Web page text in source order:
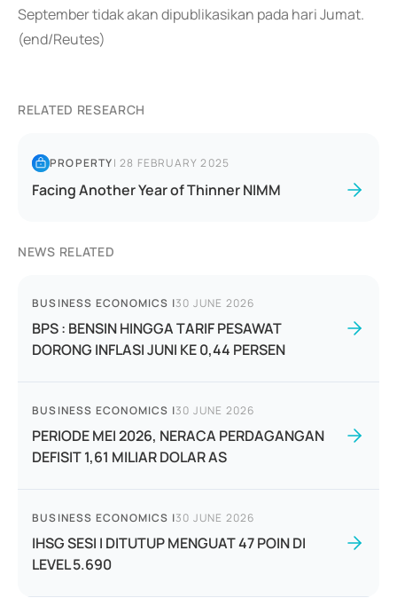
September tidak akan dipublikasikan pada hari Jumat.
(end/Reutes)
RELATED RESEARCH
PROPERTY|28 FEBRUARY 2025
Facing Another Year of Thinner NIMM
NEWS RELATED
BUSINESS ECONOMICS |30 JUNE 2026
BPS : BENSIN HINGGA TARIF PESAWAT
DORONG INFLASI JUNI KE 0,44 PERSEN
BUSINESS ECONOMICS |30 JUNE 2026
PERIODE MEI 2026, NERACA PERDAGANGAN
DEFISIT 1,61 MILIAR DOLAR AS
BUSINESS ECONOMICS |30 JUNE 2026
IHSG SESI I DITUTUP MENGUAT 47 POIN DI
LEVEL 5.690